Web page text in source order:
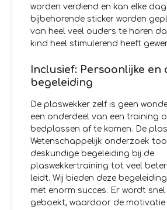
worden verdiend en kan elke dag
bijbehorende sticker worden
van heel veel ouders te horen
kind heel stimulerend heeft
Inclusief: Persoonlijke en
begeleiding
De plaswekker zelf is geen
een onderdeel van een training
bedplassen af te komen. De
Wetenschappelijk onderzoek
deskundige begeleiding bij de
plaswekkertraining tot veel
leidt. Wij bieden deze
met enorm succes. Er wordt
geboekt, waardoor de